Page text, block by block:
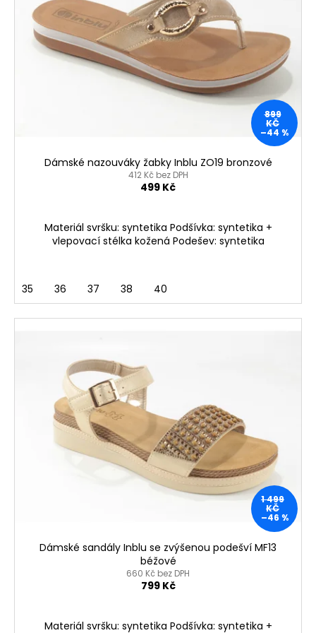
899
KČ
–44 %
Dámské nazouváky žabky Inblu ZO19 bronzové
412 Kč bez DPH
499 Kč
Materiál svršku: syntetika Podšívka: syntetika +
vlepovací stélka kožená Podešev: syntetika
35 36 37 38 40
1 499
KČ
–46 %
Dámské sandály Inblu se zvýšenou podešví MF13
béžové
660 Kč bez DPH
799 Kč
Materiál svršku: syntetika Podšívka: syntetika +